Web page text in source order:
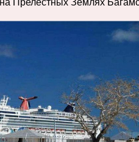
Прелестных Землях